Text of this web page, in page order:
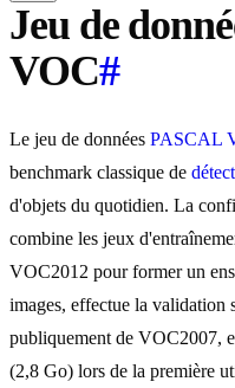
Jeu de
VOC#
Le jeu de données PASCAL
benchmark classique de
d'objets du quotidien. La
combine les jeux
VOC2012 pour former un
images, effectue la validation
publiquement de VOC2007,
(2,8 Go) lors de la première